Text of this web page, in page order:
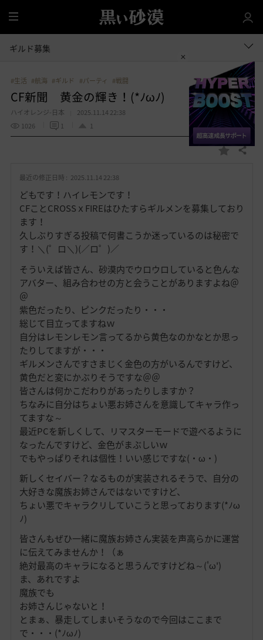
全
体
ギルド募集
#生活 #航海 #ギルド #パーティ #戦闘
CF新聞 黄金の輝き！(*ﾉωﾉ)
ハイオレンジ-日本
2025.11.14 22:38
1026
1 1
お
り
共有する
最近の修正日時 : 2025.11.14 22:38
どもです！ハイレモンです！
CFことCROSSｘFIREはひたすらギルメンを募集しており
ます！
久しぶりすぎる投稿で何書こうか迷っているのは秘密で
す！＼(゜ロ＼)(／ロ゜)／
そういえば皆さん、砂漠内でウロウロしていると色んな
アバター、組み合わせの方と会うことがありますよね＠
＠
紫色だったり、ピンクだったり・・・
総じて目立ってますねｗ
自分はレモンレモン言ってるから黄色なのかなとか思っ
たりしてますが・・・
ギルメンさんですさまじく金色の方がいるんですけど、
黄色だと変にかぶりそうですな＠＠
皆さんは何かこだわりがあったりしますか？
ちなみに自分はちょい悪お姉さんを意識してキャラ作っ
てますな～
最近PCを新しくして、リマスターモードで遊べるように
なったんですけど、金色がまぶしいｗ
でもやっぱりそれは個性！いい感じですな(・ω・)
新しくセイバー？なるものが実装されるそうで、自分の
大好きな魔族お姉さんではないですけど、
ちょい悪でキャラクリしていこうと思っております(*ﾉω
ﾉ)
皆さんもぜひ一緒に魔族お姉さん実装を声高らかに運営
に伝えてみませんか！（ぁ
絶対最高のキャラになると思うんですけどね～('ω')
ま、あれですよ
魔族でも
お姉さんじゃないと！
とまぁ、暴走してしまいそうなので今回はここまで
で・・・(*ﾉωﾉ)